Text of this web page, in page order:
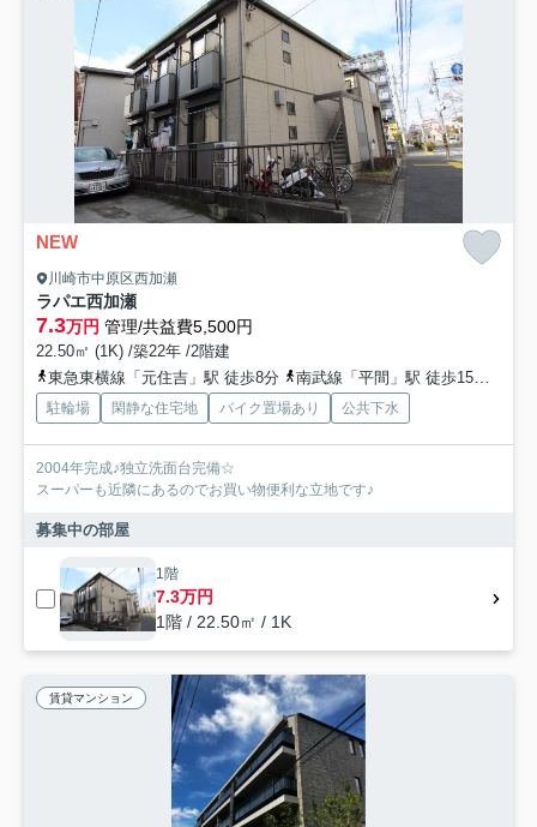
NEW
川崎市中原区西加瀬
ラパエ西加瀬
7.3万円 管理/共益費5,500円
22.50㎡ (1K) /築22年 /2階建
東急東横線「元住吉」駅 徒歩8分
南武線「平間」駅 徒歩15分
駐輪場 閑静な住宅地 バイク置場あり 公共下水
2004年完成♪独立洗面台完備☆
スーパーも近隣にあるのでお買い物便利な立地です♪
募集中の部屋
1階
7.3万円
1階 / 22.50㎡ / 1K
賃貸マンション